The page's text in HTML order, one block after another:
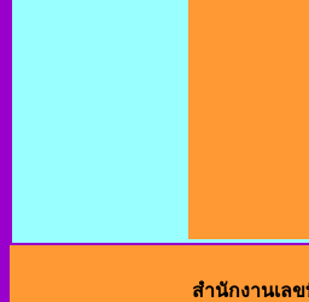
สำนักงานเลข